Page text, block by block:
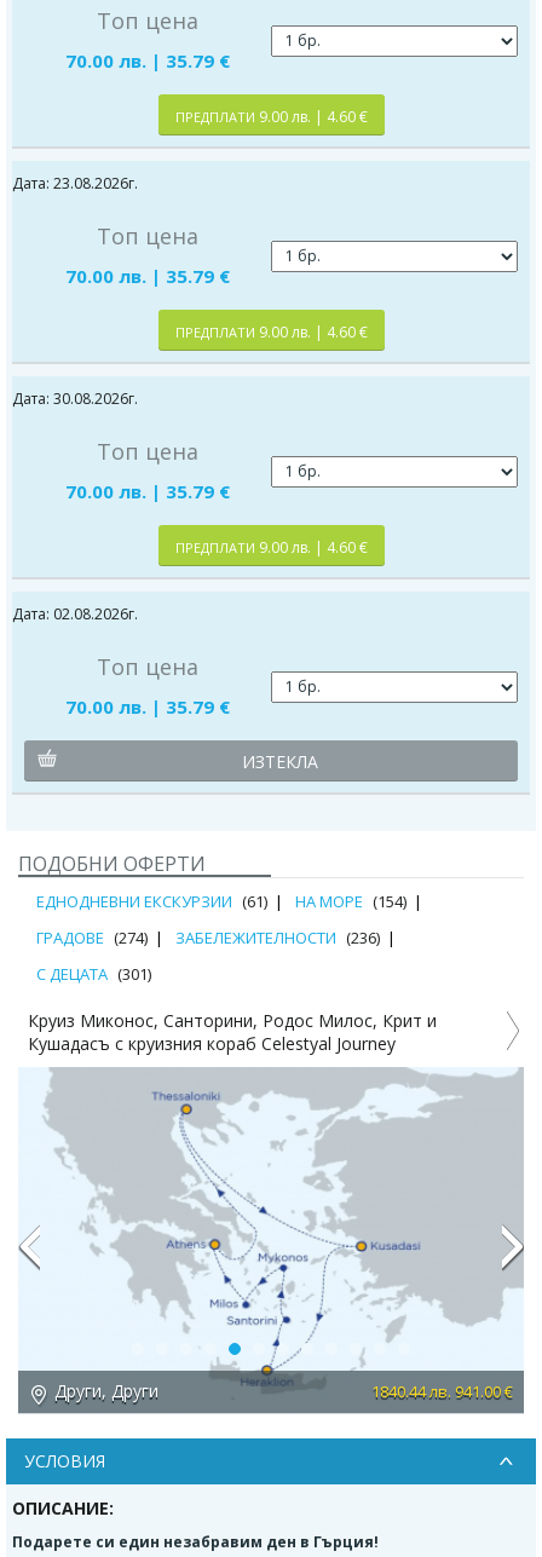
Топ цена
70.00 лв. | 35.79 €
ПРЕДПЛАТИ 9.00 лв. | 4.60 €
Дата: 23.08.2026г.
Топ цена
70.00 лв. | 35.79 €
ПРЕДПЛАТИ 9.00 лв. | 4.60 €
Дата: 30.08.2026г.
Топ цена
70.00 лв. | 35.79 €
ПРЕДПЛАТИ 9.00 лв. | 4.60 €
Дата: 02.08.2026г.
Топ цена
70.00 лв. | 35.79 €
ИЗТЕКЛА
ПОДОБНИ ОФЕРТИ
ЕДНОДНЕВНИ ЕКСКУРЗИИ (61) НА МОРЕ (154)
ГРАДОВЕ (274) ЗАБЕЛЕЖИТЕЛНОСТИ (236)
С ДЕЦАТА (301)
Круиз Миконос, Санторини, Родос Милос, Крит и
Кушадасъ с круизния кораб Celestyal Journey
Други, Други 1840.44 лв. 941.00 €
УСЛОВИЯ
ОПИСАНИЕ:
Подарете си един незабравим ден в Гърция!